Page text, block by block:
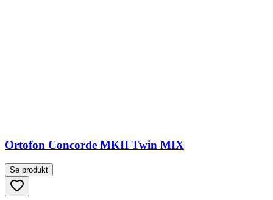
Ortofon Concorde MKII Twin MIX
Se produkt